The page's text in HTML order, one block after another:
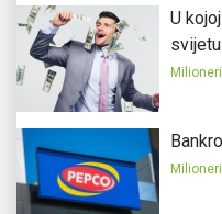
U
svijetu
Milioneri
Milioneri